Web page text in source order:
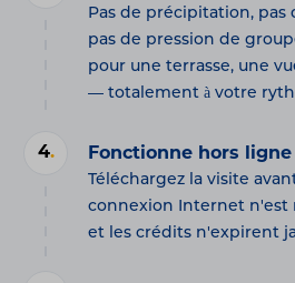
Pas de précipitation,
pas de pression de
pour une terrasse, une
— totalement à votre
4. Fonctionne hors ligne
Téléchargez la visite
connexion Internet n'est
et les crédits n'expirent